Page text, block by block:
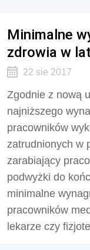
Minimalne
zdrowia w
22 sie 2017
Zgodnie z nową
najniższego
pracowników
zatrudnionych w
zarabiający
podwyżki do
minimalne
pracowników
lekarze czy